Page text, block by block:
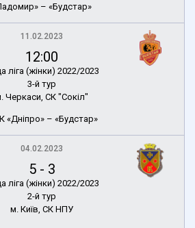
– «Будстар»
11.02.2023
12:00
ліга (жінки) 2022/2023
3-й тур
Черкаси, СК "Сокіл"
«Дніпро» – «Будстар»
04.02.2023
5- 3
ліга (жінки) 2022/2023
2-й тур
м. Київ, СК НПУ